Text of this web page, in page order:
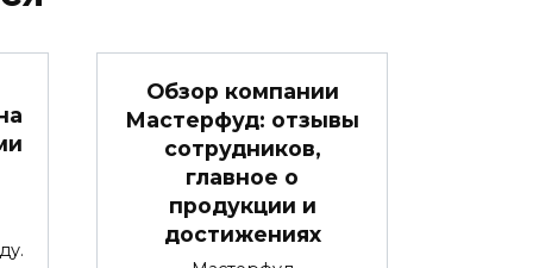
Обзор компании
Мастерфуд: отзывы
сотрудников,
главное о
продукции и
достижениях